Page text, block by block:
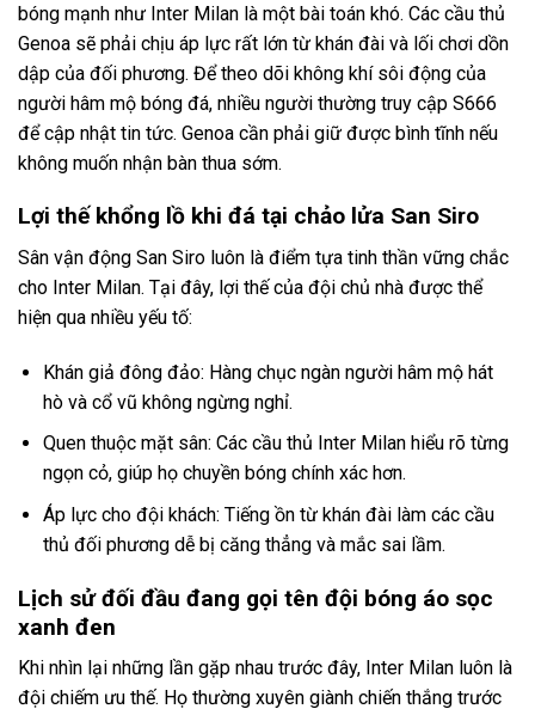
bóng mạnh như Inter Milan là một bài toán khó. Các cầu thủ
Genoa sẽ phải chịu áp lực rất lớn từ khán đài và lối chơi dồn
dập của đối phương. Để theo dõi không khí sôi động của
người hâm mộ bóng đá, nhiều người thường truy cập S666
để cập nhật tin tức. Genoa cần phải giữ được bình tĩnh nếu
không muốn nhận bàn thua sớm.
Lợi thế khổng lồ khi đá tại chảo lửa San Siro
Sân vận động San Siro luôn là điểm tựa tinh thần vững chắc
cho Inter Milan. Tại đây, lợi thế của đội chủ nhà được thể
hiện qua nhiều yếu tố:
Khán giả đông đảo: Hàng chục ngàn người hâm mộ hát
hò và cổ vũ không ngừng nghỉ.
Quen thuộc mặt sân: Các cầu thủ Inter Milan hiểu rõ từng
ngọn cỏ, giúp họ chuyền bóng chính xác hơn.
Áp lực cho đội khách: Tiếng ồn từ khán đài làm các cầu
thủ đối phương dễ bị căng thẳng và mắc sai lầm.
Lịch sử đối đầu đang gọi tên đội bóng áo sọc
xanh đen
Khi nhìn lại những lần gặp nhau trước đây, Inter Milan luôn là
đội chiếm ưu thế. Họ thường xuyên giành chiến thắng trước